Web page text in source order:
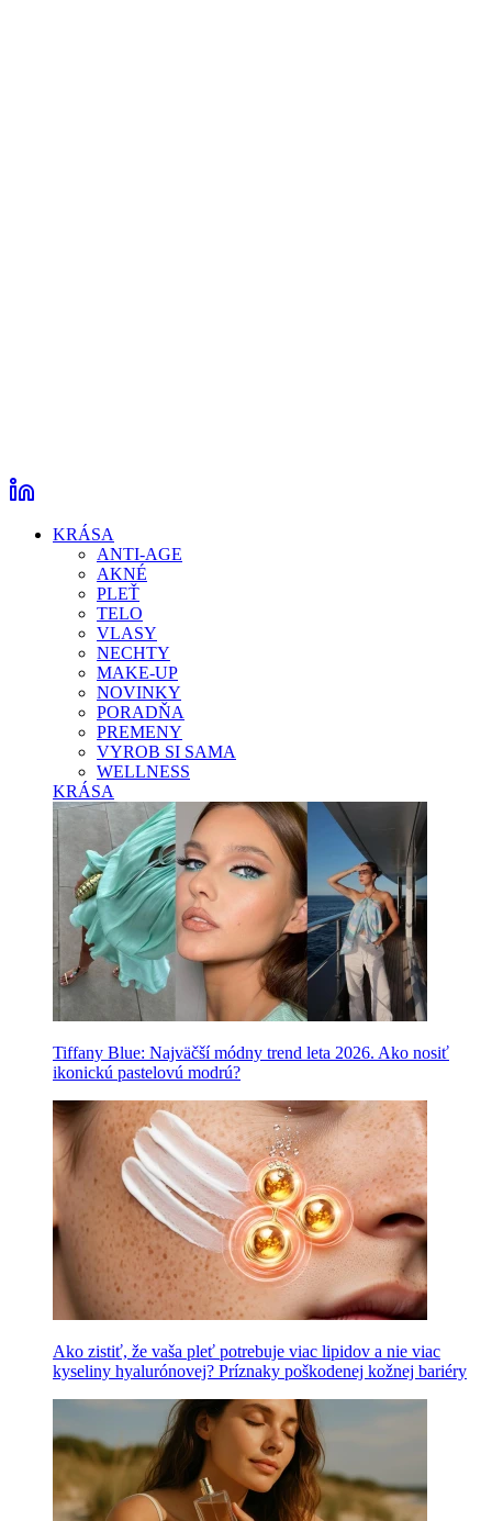
KRÁSA
ANTI-AGE
AKNÉ
PLEŤ
TELO
VLASY
NECHTY
MAKE-UP
NOVINKY
PORADŇA
PREMENY
VYROB SI SAMA
WELLNESS
KRÁSA
Tiffany Blue: Najväčší módny trend leta 2026. Ako nosiť
ikonickú pastelovú modrú?
Ako zistiť, že vaša pleť potrebuje viac lipidov a nie viac
kyseliny hyalurónovej? Príznaky poškodenej kožnej bariéry